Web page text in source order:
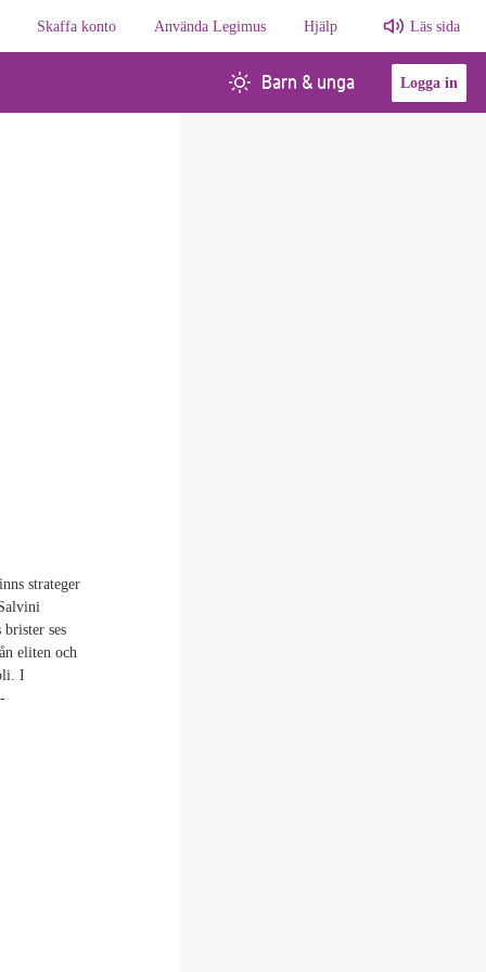
Skaffa konto Använda Legimus Hjälp Läs sida
Barn & unga Logga in
strateger
ses
eliten och
I